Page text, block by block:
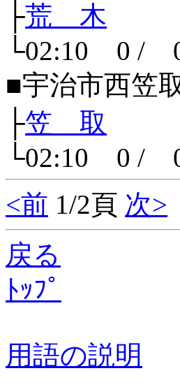
├荒 木
└02:10 0 /
■宇治市西笠
├笠 取
└02:10 0 /
<前 1/2頁 次>
戻る
ﾄｯﾌﾟ
用語の説明